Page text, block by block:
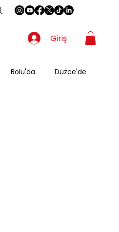
Giriş
Bolu'da Düzce'de